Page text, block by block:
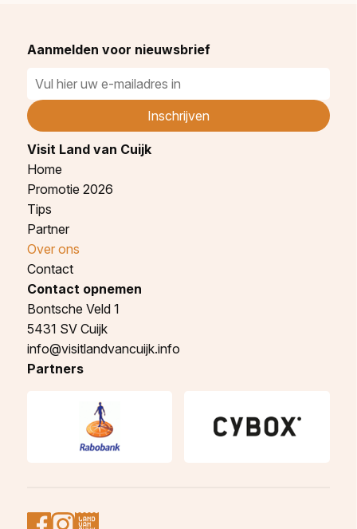
Aanmelden voor nieuwsbrief
Visit Land van Cuijk
Home
Promotie 2026
Tips
Partner
Over ons
Contact
Contact opnemen
Bontsche Veld 1
5431 SV Cuijk
info@visitlandvancuijk.info
Partners